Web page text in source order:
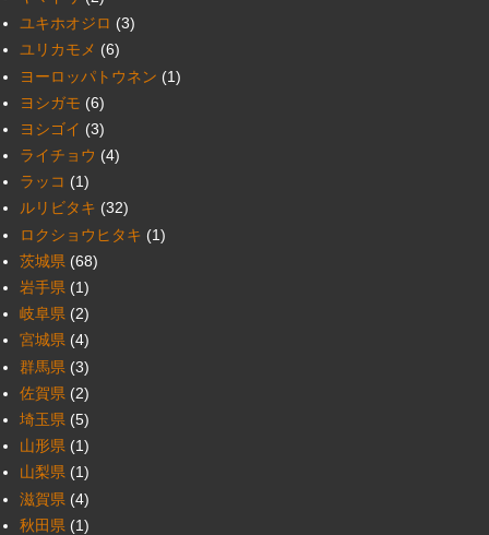
ユキホオジロ (3)
ユリカモメ (6)
ヨーロッパトウネン (1)
ヨシガモ (6)
ヨシゴイ (3)
ライチョウ (4)
ラッコ (1)
ルリビタキ (32)
ロクショウヒタキ (1)
茨城県 (68)
岩手県 (1)
岐阜県 (2)
宮城県 (4)
群馬県 (3)
佐賀県 (2)
埼玉県 (5)
山形県 (1)
山梨県 (1)
滋賀県 (4)
秋田県 (1)